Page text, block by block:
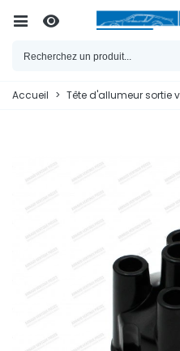
Accueil > Tête d'allumeur sortie